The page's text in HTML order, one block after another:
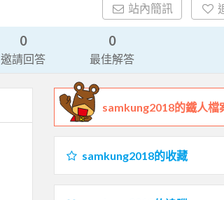
站內簡訊
0
邀請回答
0
最佳解答
samkung2018的鐵人檔
samkung2018的收藏